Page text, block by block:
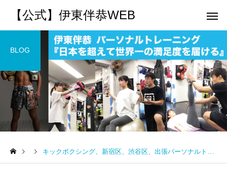
【公式】伊東伴恭WEB
トレーナーとして 個別トレー
パーソナルトレーニ
キックボクシングで本当に
パーソナルトレーニ
パーソナルトレーナー
BLOG
キックボクシング、新宿区、渋谷区、出張パーソナルトレーニング